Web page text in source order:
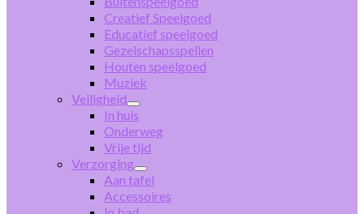
Creatief Speelgoed
Educatief speelgoed
Gezelschapsspellen
Houten speelgoed
Muziek
Veiligheid
In huis
Onderweg
Vrije tijd
Verzorging
Aan tafel
Accessoires